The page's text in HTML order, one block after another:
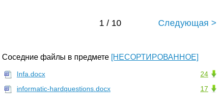
1 / 10 Следующая >
Соседние файлы в предмете [НЕСОРТИРОВАННОЕ]
24
Infa.docx
17
informatic-hardquestions.docx